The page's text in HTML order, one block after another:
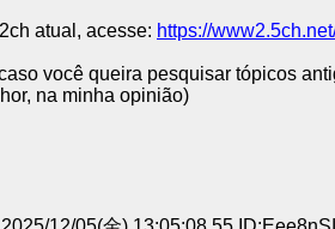
atual, acesse: https://
você queira pesquisar tópicos
na minha opinião)